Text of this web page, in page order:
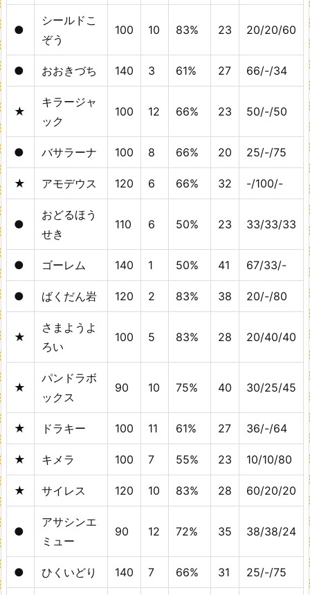
●
シールドこ
ぞう
100 10 83% 23 20/20/60
● おおきづち 140 3 61% 27 66/-/34
★
キラージャ
ック
100 12 66% 23 50/-/50
● バサラーナ 100 8 66% 20 25/-/75
★ アモデウス 120 6 66% 32 -/100/-
●
おどるほう
せき
110 6 50% 23 33/33/33
● ゴーレム 140 1 50% 41 67/33/-
● ばくだん岩 120 2 83% 38 20/-/80
★
さまようよ
ろい
100 5 83% 28 20/40/40
★
パンドラボ
ックス
90 10 75% 40 30/25/45
★ ドラキー 100 11 61% 27 36/-/64
★ キメラ 100 7 55% 23 10/10/80
★ サイレス 120 10 83% 28 60/20/20
●
アサシンエ
ミュー
90 12 72% 35 38/38/24
● ひくいどり 140 7 66% 31 25/-/75